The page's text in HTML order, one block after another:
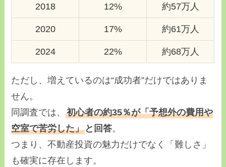
2018 12% 約57万人
2020 17% 約61万人
2024 22% 約68万人
ただし、増えているのは“成功者”だけではありま
せん。
同調査では、初心者の約35％が「予想外の費用や
空室で苦労した」 と回答。
つまり、不動産投資の魅力だけでなく「難しさ」
も確実に存在します。